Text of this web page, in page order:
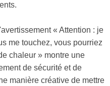
« Attention : je
me touchez, vous pourriez
chaleur » montre une
de sécurité et de
manière créative de mettre